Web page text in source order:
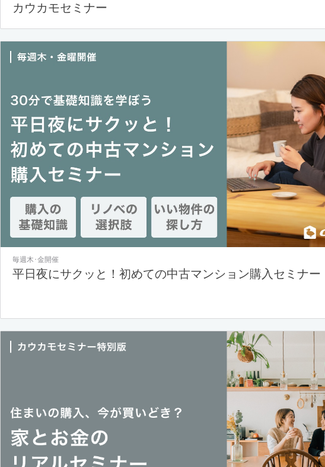
カウカモセミナー
毎週木･金開催
平日夜にサクッと！初めての中古マンション購入セミナー